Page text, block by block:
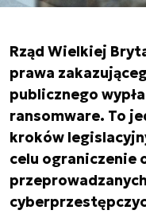
Rząd Wielkiej
prawa
publicznego
ransomware. To
kroków
celu ograniczenie